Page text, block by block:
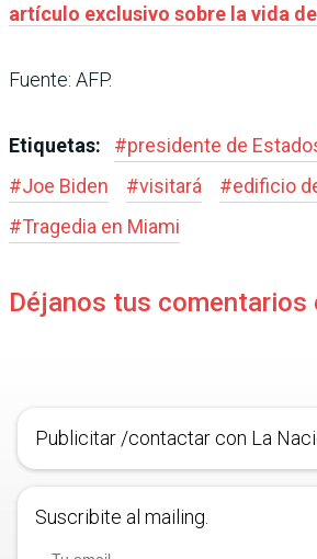
artículo exclusivo sobre la vida
Fuente: AFP.
Etiquetas: #presidente de
#Joe Biden #visitará #edificio
#Tragedia en Miami
Déjanos tus comentarios
Publicitar /contactar con La
Suscribite al mailing.